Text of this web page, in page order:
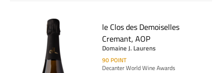
le Clos des Demoiselles
Cremant, AOP
Domaine J. Laurens
90 POINT
Decanter World Wine Awards